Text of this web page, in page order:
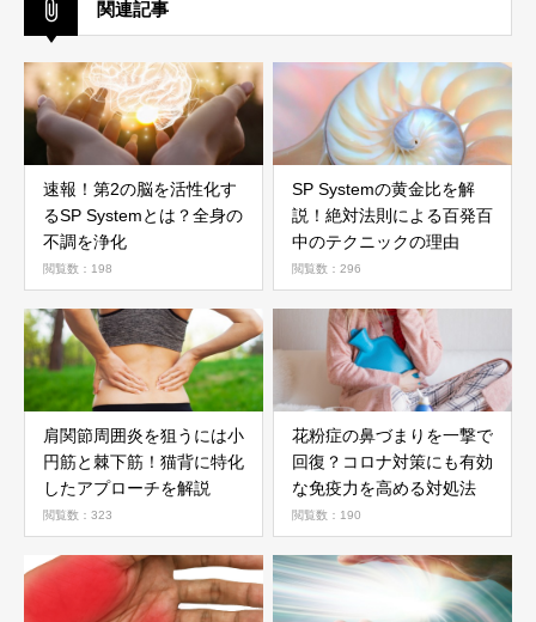
関連記事
速報！第2の脳を活性化す
るSP Systemとは？全身の
不調を浄化
閲覧数：198
SP Systemの黄金比を解
説！絶対法則による百発百
中のテクニックの理由
閲覧数：296
肩関節周囲炎を狙うには小
円筋と棘下筋！猫背に特化
したアプローチを解説
閲覧数：323
花粉症の鼻づまりを一撃で
回復？コロナ対策にも有効
な免疫力を高める対処法
閲覧数：190